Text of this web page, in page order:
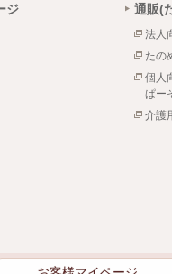
ジ 通販(
法人
たの
個人
ぱー
介護